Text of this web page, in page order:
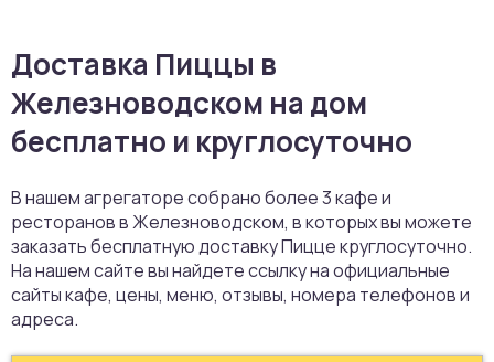
Доставка Пиццы в
Железноводском на дом
бесплатно и круглосуточно
В нашем агрегаторе собрано более 3 кафе и
ресторанов в Железноводском, в которых вы можете
заказать бесплатную доставку Пицце круглосуточно.
На нашем сайте вы найдете ссылку на официальные
сайты кафе, цены, меню, отзывы, номера телефонов и
адреса.